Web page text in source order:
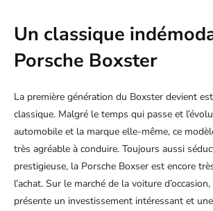
Un classique
Porsche Boxster
La première génération du Boxster devient
classique. Malgré le temps qui passe et
automobile et la marque elle-même, ce
très agréable à conduire. Toujours aussi
prestigieuse, la Porsche Boxser est encore
l’achat. Sur le marché de la voiture
présente un investissement intéressant et